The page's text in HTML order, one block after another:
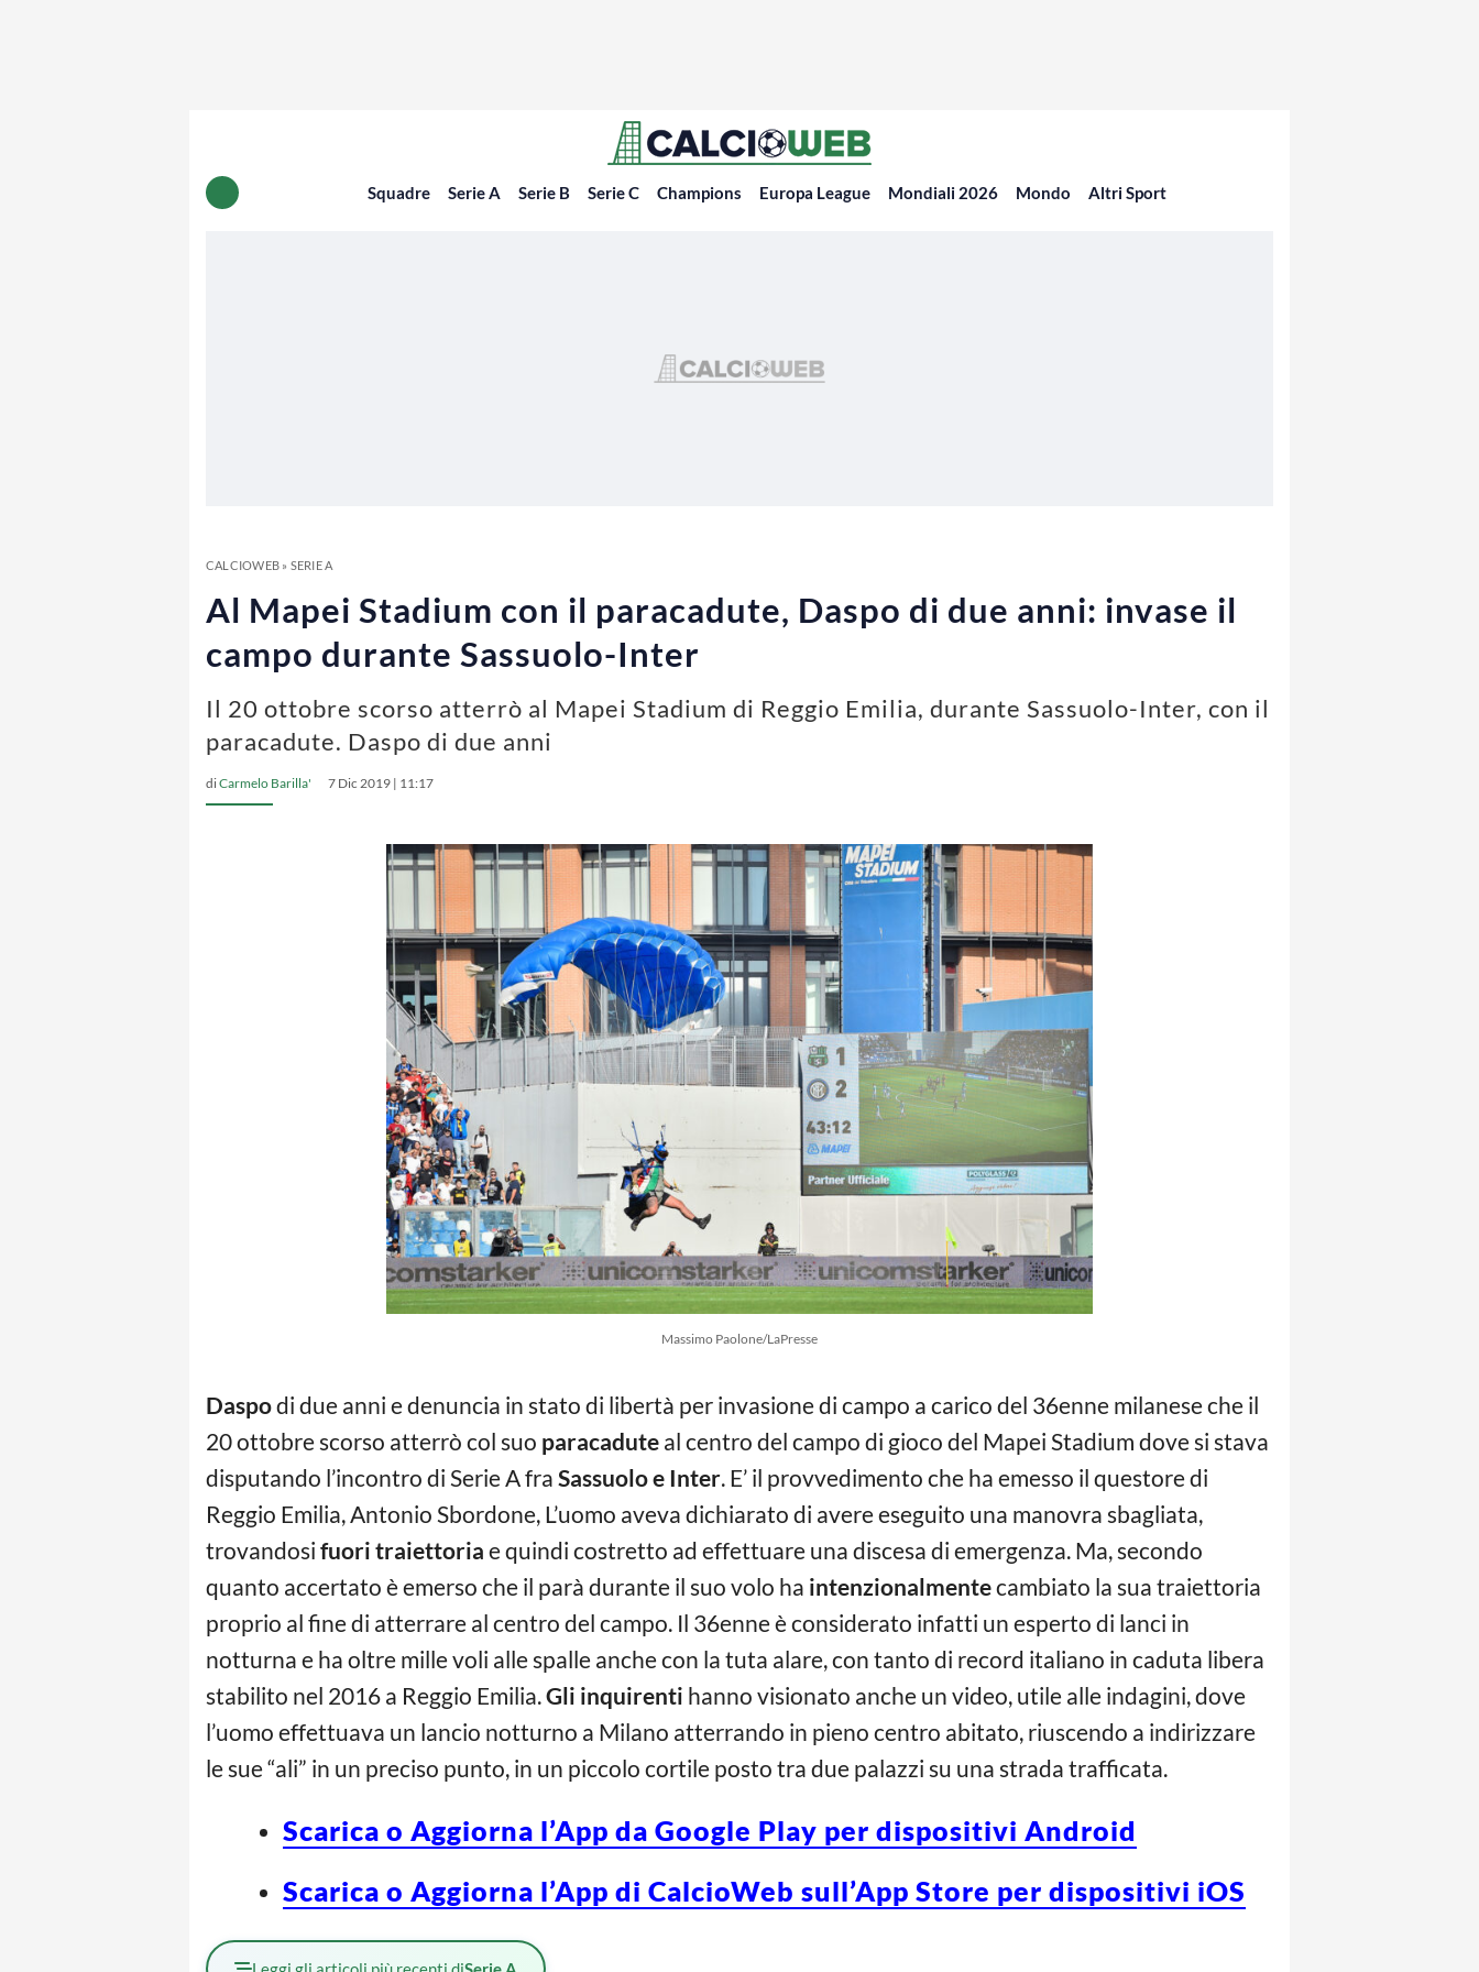
Squadre Serie A Serie B Serie C Champions Europa League Mondiali 2026 Mondo Altri Sport
CALCIOWEB» SERIE A
Al Mapei Stadium con il paracadute, Daspo di due anni: invase il
campo durante Sassuolo-Inter
Il 20 ottobre scorso atterrò al Mapei Stadium di Reggio Emilia, durante Sassuolo-Inter, con il
paracadute. Daspo di due anni
diCarmelo Barilla' 7 Dic 2019 | 11:17
Massimo Paolone/LaPresse
Daspodi due anni e denuncia in stato di libertà per invasione di campo a carico del 36enne milanese che il
20 ottobre scorso atterrò col suo paracadute al centro del campo di gioco del Mapei Stadium dove si stava
disputando l’incontro di Serie A fra Sassuolo e Inter. E’ il provvedimento che ha emesso il questore di
Reggio Emilia, Antonio Sbordone, L’uomo aveva dichiarato di avere eseguito una manovra sbagliata,
trovandosi fuori traiettoria e quindi costretto ad effettuare una discesa di emergenza. Ma, secondo
quanto accertato è emerso che il parà durante il suo volo ha intenzionalmentecambiato la sua traiettoria
proprio al fine di atterrare al centro del campo. Il 36enne è considerato infatti un esperto di lanci in
notturna e ha oltre mille voli alle spalle anche con la tuta alare, con tanto di record italiano in caduta libera
stabilito nel 2016 a Reggio Emilia.Gli inquirenti hanno visionato anche un video, utile alle indagini, dove
l’uomo effettuava un lancio notturno a Milano atterrando in pieno centro abitato, riuscendo a indirizzare
le sue “ali” in un preciso punto, in un piccolo cortile posto tra due palazzi su una strada trafficata.
Scarica o Aggiorna l’App da Google Play per dispositivi Android
Scarica o Aggiorna l’App di CalcioWeb sull’App Store per dispositivi iOS